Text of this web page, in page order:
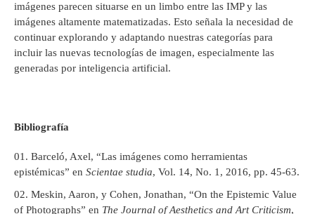
imágenes parecen situarse en un limbo entre las IMP y las
imágenes altamente matematizadas. Esto señala la necesidad de
continuar explorando y adaptando nuestras categorías para
incluir las nuevas tecnologías de imagen, especialmente las
generadas por inteligencia artificial.
Bibliografía
Barceló, Axel, “Las imágenes como herramientas
epistémicas” en Scientae studia, Vol. 14, No. 1, 2016, pp. 45-63.
Meskin, Aaron, y Cohen, Jonathan, “On the Epistemic Value
of Photographs” en The Journal of Aesthetics and Art Criticism,